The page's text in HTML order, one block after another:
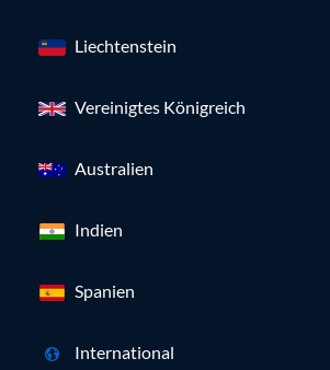
Liechtenstein
Vereinigtes Königreich
Australien
Indien
Spanien
International